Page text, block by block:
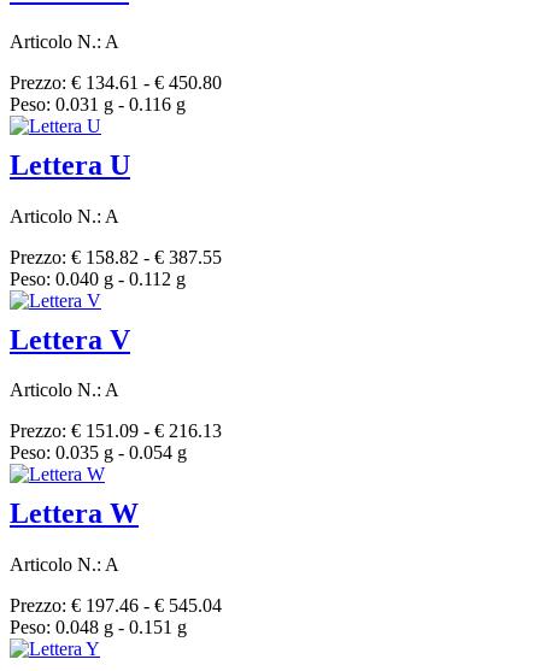
Articolo N.: A
Prezzo: € 134.61 - € 450.80
Peso: 0.031 g - 0.116 g
Lettera U
Articolo N.: A
Prezzo: € 158.82 - € 387.55
Peso: 0.040 g - 0.112 g
Lettera V
Articolo N.: A
Prezzo: € 151.09 - € 216.13
Peso: 0.035 g - 0.054 g
Lettera W
Articolo N.: A
Prezzo: € 197.46 - € 545.04
Peso: 0.048 g - 0.151 g